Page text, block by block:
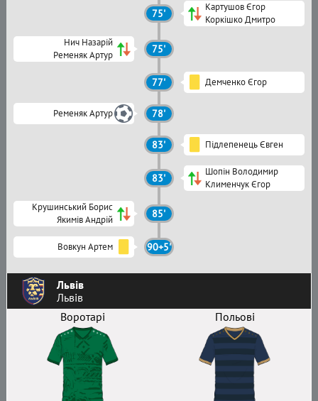
Львів
Львів
Воротарі
Польові
75'
Картушов Єгор
Коркішко Дмитро
Нич Назарій
Ременяк Артур
75'
77' Демченко Єгор
Ременяк Артур 78'
83' Підлепенець Євген
83'
Шопін Володимир
Клименчук Єгор
Крушинський Борис
Якимів Андрій
85'
Вовкун Артем 90+5'